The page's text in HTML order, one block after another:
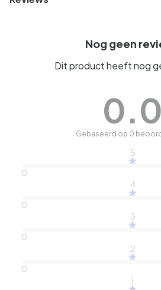
Nog geen
Dit product heeft nog
0.0
Gebaseerd op 0
5
0
4
0
3
0
2
0
1